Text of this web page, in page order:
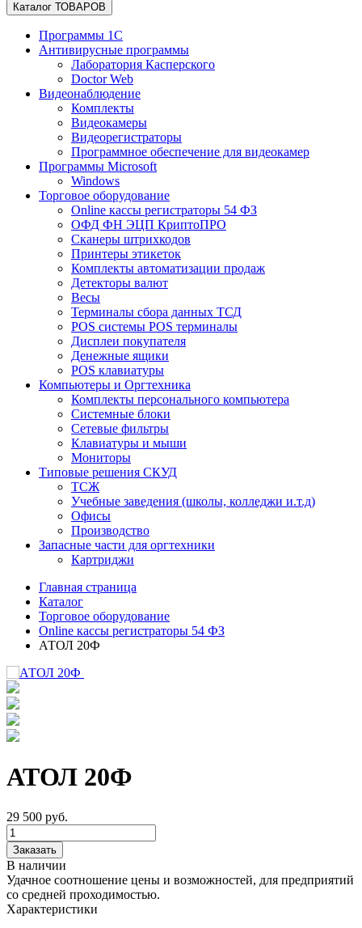
Каталог ТОВАРОВ
Программы 1С
Антивирусные программы
Лаборатория Касперского
Doctor Web
Видеонаблюдение
Комплекты
Видеокамеры
Видеорегистраторы
Программное обеспечение для видеокамер
Программы Microsoft
Windows
Торговое оборудование
Online кассы регистраторы 54 ФЗ
ОФД ФН ЭЦП КриптоПРО
Сканеры штрихкодов
Принтеры этикеток
Комплекты автоматизации продаж
Детекторы валют
Весы
Терминалы сбора данных ТСД
POS системы POS терминалы
Дисплеи покупателя
Денежные ящики
POS клавиатуры
Компьютеры и Оргтехника
Комплекты персонального компьютера
Системные блоки
Сетевые фильтры
Клавиатуры и мыши
Мониторы
Типовые решения СКУД
ТСЖ
Учебные заведения (школы, колледжи и.т.д)
Офисы
Производство
Запасные части для оргтехники
Картриджи
Главная страница
Каталог
Торговое оборудование
Online кассы регистраторы 54 ФЗ
АТОЛ 20Ф
АТОЛ 20Ф
29 500 руб.
Заказать
В наличии
Удачное соотношение цены и возможностей, для предприятий
со средней проходимостью.
Характеристики